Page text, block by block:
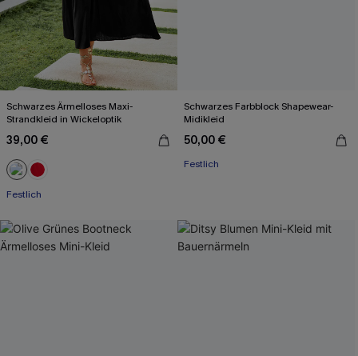
Schwarzes Ärmelloses Maxi-
Strandkleid in Wickeloptik
39,00 €
Festlich
Schwarzes Farbblock Shapewear-
Midikleid
50,00 €
Festlich